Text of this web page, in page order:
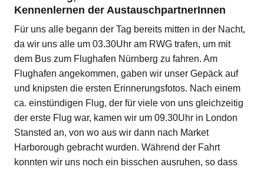
Kennenlernen der AustauschpartnerInnen
Für uns alle begann der Tag bereits mitten in der Nacht,
da wir uns alle um 03.30Uhr am RWG trafen, um mit
dem Bus zum Flughafen Nürnberg zu fahren. Am
Flughafen angekommen, gaben wir unser Gepäck auf
und knipsten die ersten Erinnerungsfotos. Nach einem
ca. einstündigen Flug, der für viele von uns gleichzeitig
der erste Flug war, kamen wir um 09.30Uhr in London
Stansted an, von wo aus wir dann nach Market
Harborough gebracht wurden. Während der Fahrt
konnten wir uns noch ein bisschen ausruhen, so dass